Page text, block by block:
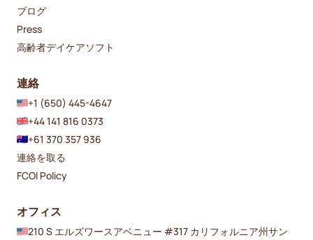
ブログ
Press
高齢者デイケアソフト
連絡
+1 (650) 445-4647
+44 141 816 0373
+61 370 357 936
連絡を取る
FCOI Policy
オフィス
210 S エルズワースアベニュー #317 カリフォルニア州サン